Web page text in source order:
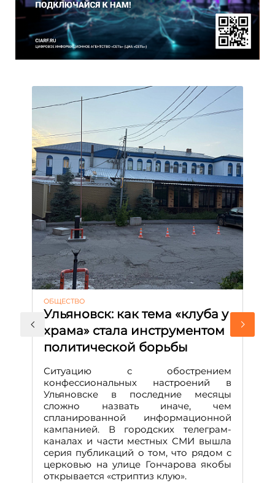
ОБЩЕСТВО
Ульяновск: как тема «клуба у
храма» стала инструментом
политической борьбы
Ситуацию с обострением
конфессиональных настроений в
Ульяновске в последние месяцы
сложно назвать иначе, чем
спланированной информационной
кампанией. В городских телеграм-
каналах и части местных СМИ вышла
серия публикаций о том, что рядом с
церковью на улице Гончарова якобы
открывается «стриптиз клую».